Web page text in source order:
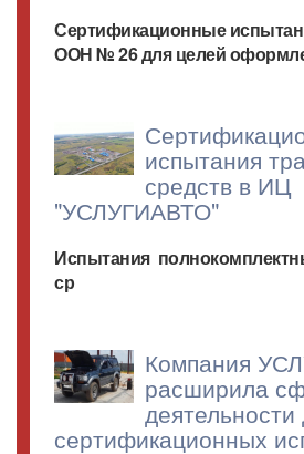
Сертификационные
ООН № 26 для целей
испытания
средств в ИЦ
"УСЛУГИАВТО"
Испытания
ср
Компания
расширила
деятельности
сертификационных